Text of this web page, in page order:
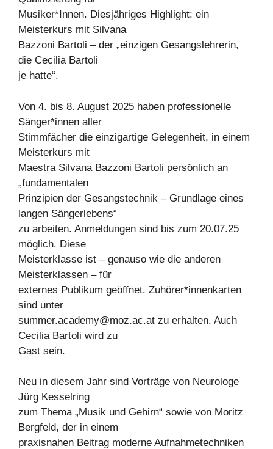
Musiker*Innen. Diesjähriges Highlight: ein
Meisterkurs mit Silvana
Bazzoni Bartoli – der „einzigen Gesangslehrerin,
die Cecilia Bartoli
je hatte“.
Von 4. bis 8. August 2025 haben professionelle
Sänger*innen aller
Stimmfächer die einzigartige Gelegenheit, in einem
Meisterkurs mit
Maestra Silvana Bazzoni Bartoli persönlich an
„fundamentalen
Prinzipien der Gesangstechnik – Grundlage eines
langen Sängerlebens“
zu arbeiten. Anmeldungen sind bis zum 20.07.25
möglich. Diese
Meisterklasse ist – genauso wie die anderen
Meisterklassen – für
externes Publikum geöffnet. Zuhörer*innenkarten
sind unter
summer.academy@moz.ac.at zu erhalten. Auch
Cecilia Bartoli wird zu
Gast sein.
Neu in diesem Jahr sind Vorträge von Neurologe
Jürg Kesselring
zum Thema „Musik und Gehirn“ sowie von Moritz
Bergfeld, der in einem
praxisnahen Beitrag moderne Aufnahmetechniken